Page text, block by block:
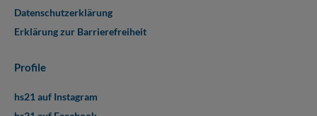
Datenschutzerklärung
Erklärung zur Barrierefreiheit
Profile
hs21 auf Instagram